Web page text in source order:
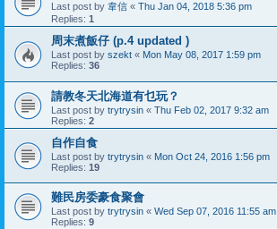
Last post by 韋信 « Thu Jan 04, 2018 5:36 pm
Replies: 1
周末煮飯仔 (p.4 updated )
Last post by szekt « Mon May 08, 2017 1:59 pm
Replies: 36
請教冬天北海道有乜玩？
Last post by trytrysin « Thu Feb 02, 2017 9:32 am
Replies: 2
自作自食
Last post by trytrysin « Mon Oct 24, 2016 1:56 pm
Replies: 19
難民房委豪食聚會
Last post by trytrysin « Wed Sep 07, 2016 11:55 am
Replies: 9